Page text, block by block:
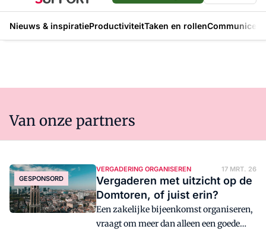
Nieuws & inspiratieProductiviteitTaken en rollen
Van onze partners
GESPONSORD
VERGADERING ORGANISEREN 17 MRT. 26
Vergaderen met uitzicht op de
Domtoren, of juist erin?
Een zakelijke bijeenkomst organiseren,
vraagt om meer dan alleen een goede